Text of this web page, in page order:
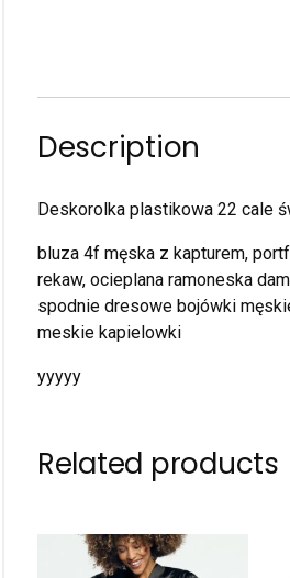
Description
Deskorolka plastikowa 22 cale
bluza 4f męska z kapturem,
rekaw, ocieplana ramoneska
spodnie dresowe bojówki
meskie kapielowki
yyyyy
Related products